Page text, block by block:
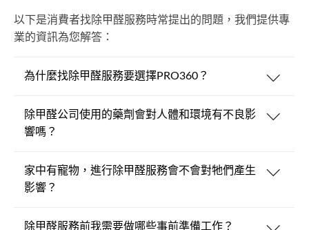
以下是消費者找除甲醛服務時常提出的問題，我們提供專
業的資訊為您解答：
為什麼找除甲醛服務要選擇PRO360？
除甲醛公司使用的藥劑會對人體和環境有不良影
響嗎？
家中有寵物，進行除甲醛服務會不會對牠們產生
影響？
除甲醛服務前我需要做哪些事前準備工作？